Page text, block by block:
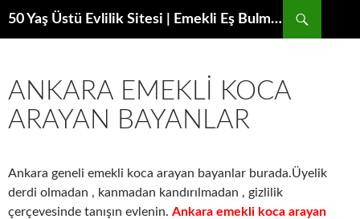
50 Yaş Üstü Evlilik Sitesi | Emekli Eş Bulma Platformu
ANKARA EMEKLI KOCA
ARAYAN BAYANLAR
Ankara geneli emekli koca arayan bayanlar burada.Üyelik
derdi olmadan , kanmadan kandırılmadan , gizlilik
çerçevesinde tanışın evlenin. Ankara emekli koca arayan